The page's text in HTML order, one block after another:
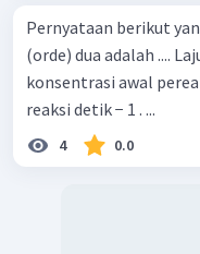
Pernyataan berikut
(orde) dua adalah .... Laju reaksi berbanding lurus dengan
konsentrasi awal pereaksi. Mempunyai satuan
reaksi detik − 1 . ...
4 0.0